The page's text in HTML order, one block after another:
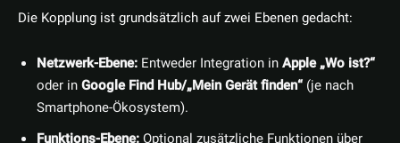
Die Kopplung ist grundsätzlich auf zwei Ebenen gedacht:
Netzwerk-Ebene: Entweder Integration inApple „Wo ist?“
oder inGoogle Find Hub/„Mein Gerät finden“ (je nach
Smartphone-Ökosystem).
Funktions-Ebene:Optional zusätzliche Funktionen über